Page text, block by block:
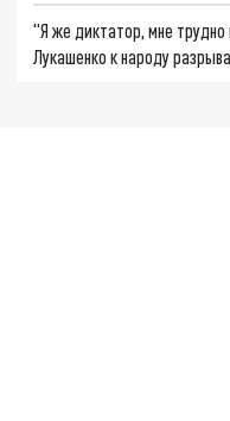
"Я же диктатор, мне
Лукашенко к народу